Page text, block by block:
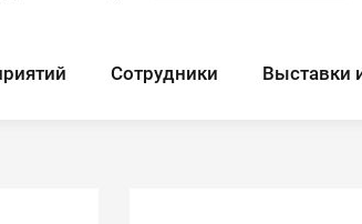
Сотрудники Выставки